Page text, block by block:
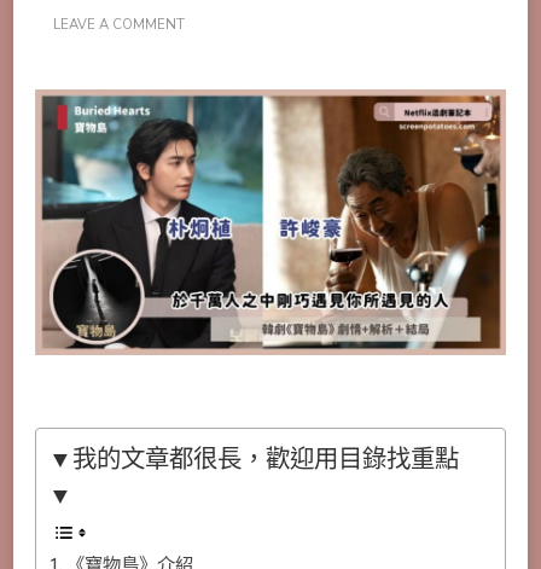
LEAVE A COMMENTON
物
島》
評
論
+劇
情
+解
析
朴
炯
༝
明
爭
暗
兆
▼我的文章都很長，歡迎用目錄找重點
▼